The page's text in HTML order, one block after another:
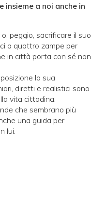
insieme a noi anche in
peggio, sacrificare il suo
a quattro zampe per
in città porta con sé non
la sua
diretti e realistici sono
vita cittadina.
che sembrano più
una guida per
lui.